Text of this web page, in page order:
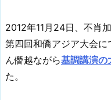
2012年11月24日、不肖
第四回和僑アジア大会
ん僭越ながら基調講演の
た。